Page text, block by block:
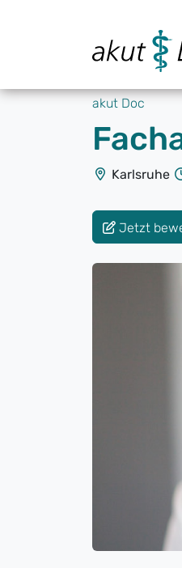
akut Doc
Karlsruhe
Jetzt